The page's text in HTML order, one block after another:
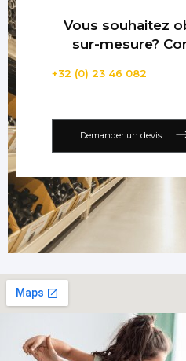
Vous souhaitez
sur-mesure?
+32 (0) 23 46 082
Demander un devis